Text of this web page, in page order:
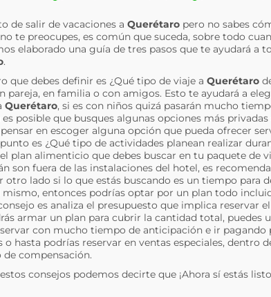
de salir de vacaciones a Querétaropero no sabes
te preocupes, es común que suceda, sobre todo
elaborado una guía de tres pasos que te ayudará a
.
que debes definir es ¿Qué tipo de viaje a Querétaro
pareja, en familia o con amigos. Esto te ayudará a
Querétaro, si es con niños quizá pasarán mucho
es posible que busques algunas opciones más
en escoger alguna opción que pueda ofrecer
es ¿Qué tipo de actividades planean realizar
plan alimenticio que debes buscar en tu paquete de
son fuera de las instalaciones del hotel, es
otro lado si lo que estás buscando es un tiempo para
mismo, entonces podrías optar por un plan todo
es analiza el presupuesto que implica reservar
armar un plan para cubrir la cantidad total, puedes
con mucho tiempo de anticipación e ir
o hasta podrías reservar en ventas especiales, dentro
compensación.
consejos podemos decirte que ¡Ahora sí estás